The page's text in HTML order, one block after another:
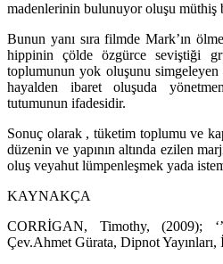
madenlerinin bulunuyor oluşu müthiş
Bunun yanı sıra filmde Mark’ın
hippinin çölde özgürce seviştiği
toplumunun yok oluşunu simgeleyen
hayalden ibaret oluşuda
tutumunun ifadesidir.
Sonuç olarak , tüketim toplumu ve
düzenin ve yapının altında ezilen
oluş veyahut lümpenleşmek yada
KAYNAKÇA
CORRİGAN, Timothy, (2009);
Çev.Ahmet Gürata, Dipnot Yayınları,